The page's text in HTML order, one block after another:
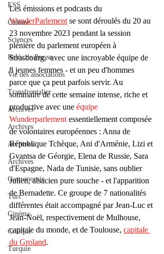
ESS
Culture
Sciences
ReVu de Presse
Vie des associations
Transfrontalier
Archives
Archives
Archives
Archives
Gastronomie
Turc
Cinéma
Critique
Turquie
Les émissions et podcasts du
WunderParlement se sont déroulés du 20 au
23 novembre 2023 pendant la session
plénière du parlement européen à
Strasbourg,  avec une incroyable équipe de
8 jeunes femmes - et un peu d'hommes
parce que ça peut parfois servir. Au
sommaire de cette semaine intense, riche et
productive avec une équipe
Wunderparlement essentiellement composée
de volontaires européennes : Anna de
République Tchèque, Ani d'Arménie, Lizi et
Gvantsa de Géorgie, Elena de Russie, Sara
d'Espagne, Nada de Tunisie, sans oublier
Julien, alsacien pure souche - et l'apparition
de Bernadette. Ce groupe de 7 nationalités
différentes était accompagné par Jean-Luc et
Jean-Noël, respectivement de Mulhouse,
capitale du monde, et de Toulouse, capitale
du Groland.